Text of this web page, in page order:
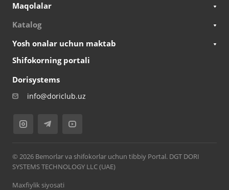
Maqolalar
Katalog
Yosh onalar uchun maktab
Shifokorning portali
Dorisystems
info@doriclub.uz
© 2026 Bemorlar va shifokorlar uchun tibbiy Portal. DGT DORI
SYSTEMS TECHNOLOGY LLC (UAE)
Maxfiylik siyosati